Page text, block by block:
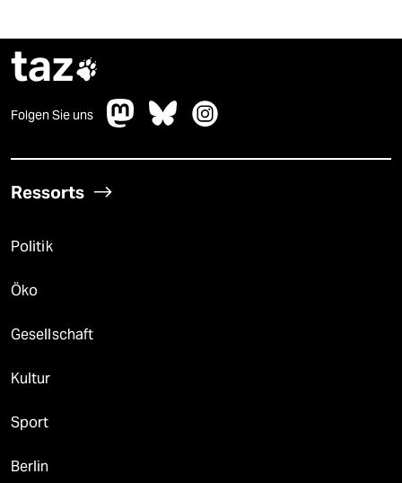
taz
Folgen Sie uns
Ressorts
Politik
Öko
Gesellschaft
Kultur
Sport
Berlin